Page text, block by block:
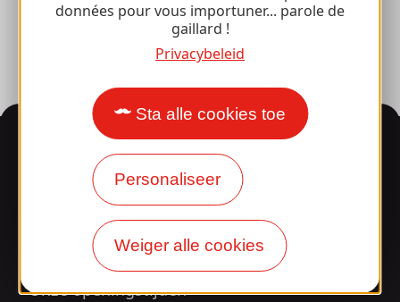
données pour vous importuner... parole de
gaillard !
Privacybeleid
Sta alle cookies toe
Personaliseer
Weiger alle cookies
Perszaal
Informatie
Verrast door ons
ontwerp?
Onze openingstijden